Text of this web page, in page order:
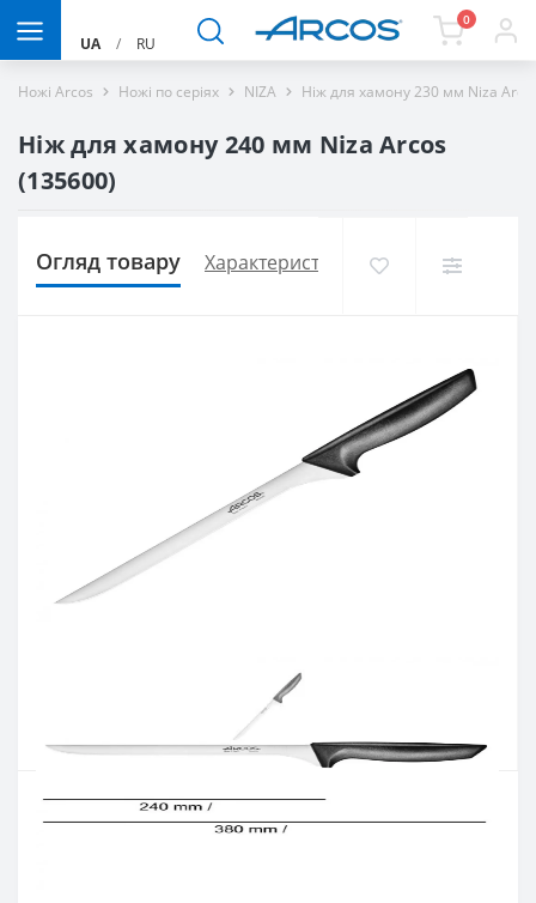
UA / RU
0
Ножі Arcos Ножі по серіях NIZA Ніж для хамону 230 мм Niza
Ніж для хамону 240 мм Niza Arcos
(135600)
Огляд товару Характеристики Доставка і
Артикул:135600
Є в наявності